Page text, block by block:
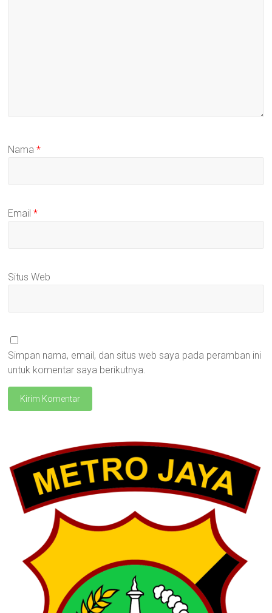
Nama*
Email*
Situs Web
Simpan nama, email, dan situs web saya pada peramban ini
untuk komentar saya berikutnya.